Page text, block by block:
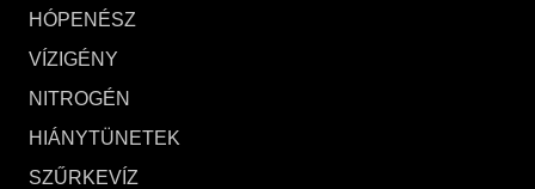
HÓPENÉSZ
VÍZIGÉNY
NITROGÉN
HIÁNYTÜNETEK
SZŰRKEVÍZ